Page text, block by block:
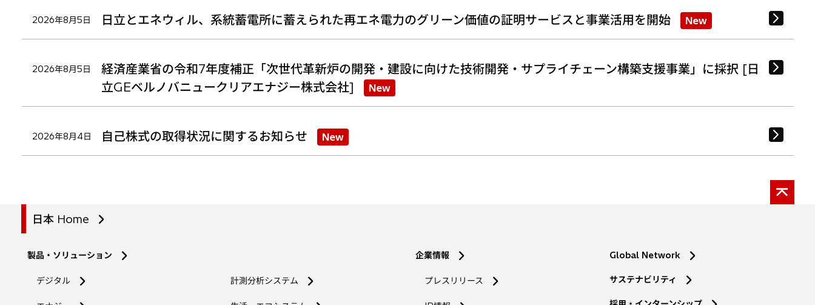
2026年8月5日 日立とエネウィル、系統蓄電所に蓄えられた再エネ電力のグリーン価値の証明サービスと事業活用を開始 New
2026年8月5日
経済産業省の令和7年度補正「次世代革新炉の開発・建設に向けた技術開発・サプライチェーン構築支援事業」に採択 [日
立GEベルノバニュークリアエナジー株式会社]
New
2026年8月4日 自己株式の取得状況に関するお知らせ New
日本 Home
製品・ソリューション
デジタル 計測分析システム
企業情報
プレスリリース
Global Network
サステナビリティ